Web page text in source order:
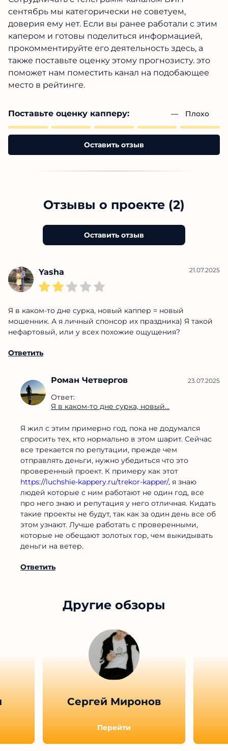
сентябрь мы категорически не советуем,
доверия ему нет. Если вы ранее работали с этим
капером и готовы поделиться информацией,
прокомментируйте его деятельность здесь, а
также поставьте оценку этому прогнозисту. это
поможет нам поместить канал на подобающее
место в рейтинге.
Поставьте оценку капперу: — Плохо
Оставить отзыв
Отзывы о проекте (2)
Оставить отзыв
Yasha 21.07.2025
Я в каком-то дне сурка, новый каппер = новый
мошенник. А я личный спонсор их праздника) Я такой
нефартовый, или у всех похожие ощущения?
Ответить
Роман Четвергов
Ответ:
Я в каком-то дне сурка, новый...
23.07.2025
Я жил с этим примерно год, пока не додумался
спросить тех, кто нормально в этом шарит. Сейчас
все трекается по репутации, прежде чем
отправлять деньги, нужно убедиться что это
проверенный проект. К примеру как этот
https://luchshie-kappery.ru/trekor-kapper/, я знаю
людей которые с ним работают не один год, все
про него знаю и репутация у него отличная. Кидать
такие проекты не будут, так как за один день все об
этом узнают. Лучше работать с проверенными,
которые не обещают золотых гор, чем выкидывать
деньги на ветер.
Ответить
Другие обзоры
Сергей Миронов
Перейти